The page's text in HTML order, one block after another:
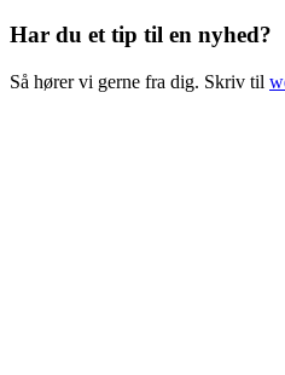
Har du et tip til en nyhed?
Så hører vi gerne fra dig. Skriv til